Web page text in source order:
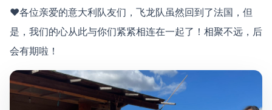
♥各位亲爱的意大利队友们，飞龙队虽然回到了法国，但
是，我们的心从此与你们紧紧相连在一起了！相聚不远，后
会有期啦！